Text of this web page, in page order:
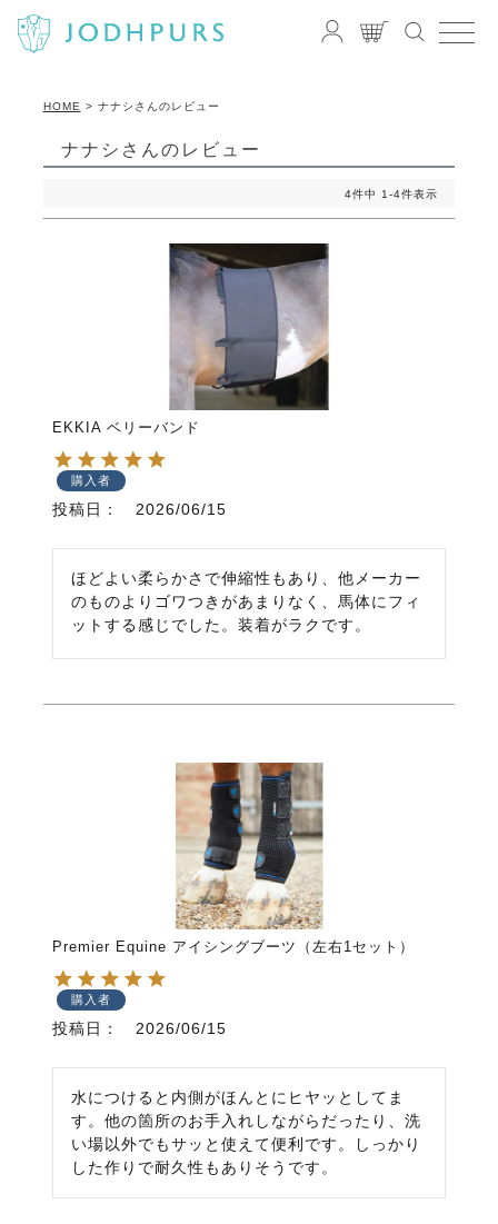
HOME ナナシさんのレビュー
ナナシさんのレビュー
4件中 1-4件表示
EKKIA ベリーバンド
購入者
投稿日 2026/06/15
ほどよい柔らかさで伸縮性もあり、他メーカー
のものよりゴワつきがあまりなく、馬体にフィ
ットする感じでした。装着がラクです。
Premier Equine アイシングブーツ（左右1セット）
購入者
投稿日 2026/06/15
水につけると内側がほんとにヒヤッとしてま
す。他の箇所のお手入れしながらだったり、洗
い場以外でもサッと使えて便利です。しっかり
した作りで耐久性もありそうです。